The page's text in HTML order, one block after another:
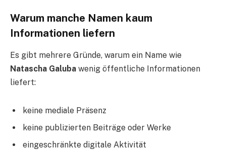
Warum manche Namen kaum
Informationen liefern
Es gibt mehrere Gründe, warum ein Name wie
Natascha Galuba wenig öffentliche Informationen
liefert:
keine mediale Präsenz
keine publizierten Beiträge oder Werke
eingeschränkte digitale Aktivität